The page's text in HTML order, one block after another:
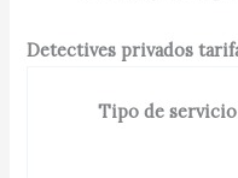
Detectives privados
Tipo de servicio